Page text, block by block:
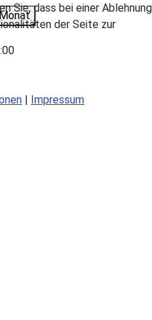
Sie, dass bei einer Ablehnung
der Seite zur
| Impressum